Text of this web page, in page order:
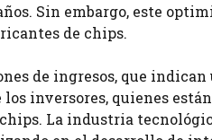
Sin embargo, este
de chips.
de ingresos, que
inversores, quienes
La industria